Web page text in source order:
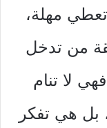
تعطي مهلة،
من تدخل
لا تنام
بل هي تفكر